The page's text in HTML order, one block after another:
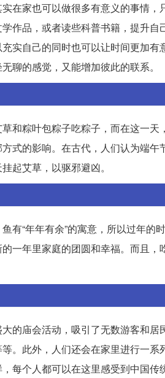
在家也可以做很多有意义的事情，
作品，或者读些科普书籍，提升自
实自己的同时也可以让时间更加有
聊的感觉，又能增加彼此的联系。
和粽叶包粽子吃粽子，而在这一天
式的影响。在古代，人们认为端午
起艾草，以驱邪避凶。
有“年年有余”的寓意，所以过年的
一年里家庭的团圆和幸福。而且，
的庙会活动，吸引了无数游客和居
。此外，人们还会在家里进行一系
每个人都可以在这里感受到中国传